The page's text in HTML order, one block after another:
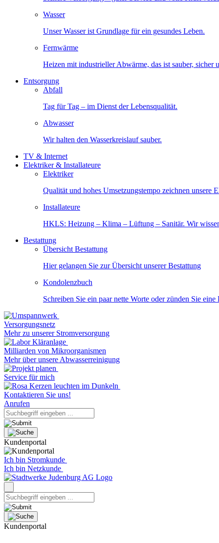
Wasser
Unser Wasser ist Grundlage für ein gesundes Leben.
Fernwärme
Heizen mit industrieller Abwärme, das ist sauber, sicher
Entsorgung
Abfall
Tag für Tag – im Dienst der Lebensqualität.
Abwasser
Wir halten den Wasserkreislauf sauber.
TV & Internet
Elektriker & Installateure
Elektriker
Qualität und hohes Umsetzungstempo zeichnen unsere
Installateure
HKLS: Heizung – Klima – Lüftung – Sanitär. Wir
Bestattung
Übersicht Bestattung
Hier gelangen Sie zur Übersicht unserer Bestattung
Kondolenzbuch
Schreiben Sie ein paar nette Worte oder zünden Sie eine
Versorgungsnetz
Mehr zu unserer Stromversorgung
Milliarden von Mikroorganismen
Mehr über unsere Abwasserreinigung
Service für mich
Kontaktieren Sie uns!
Anrufen
Kundenportal
Ich bin Stromkunde
Ich bin Netzkunde
Kundenportal